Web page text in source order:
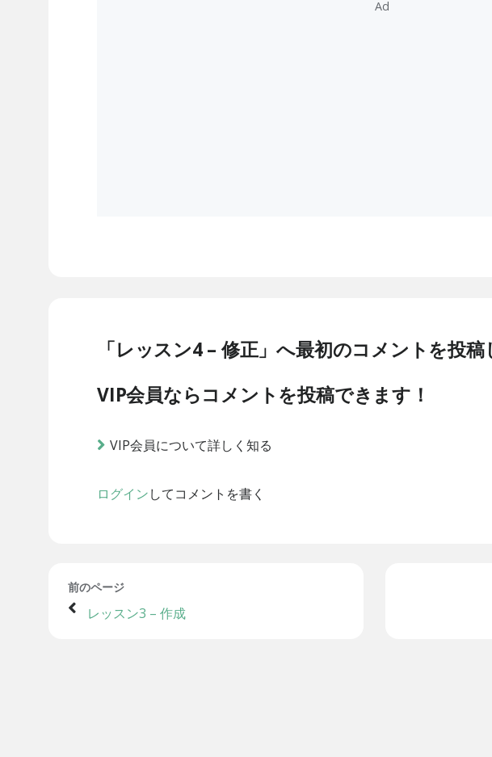
「レッスン4 – 修正」へ最初のコメントを投
VIP会員ならコメントを投稿できます！
VIP会員について詳しく知る
ログインしてコメントを書く
前のページ
レッスン3 – 作成